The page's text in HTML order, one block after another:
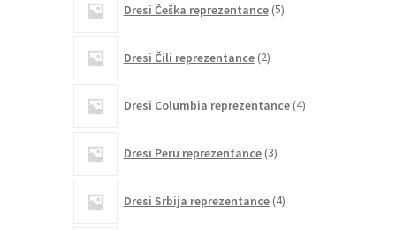
Dresi Češka reprezentance 5izdelkov
Dresi Čili reprezentance 2izdelka
Dresi Columbia reprezentance 4izdelki
Dresi Peru reprezentance 3izdelki
Dresi Srbija reprezentance 4izdelki